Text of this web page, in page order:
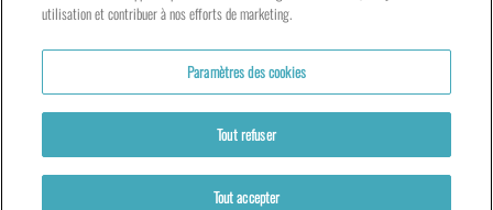
Mentions légales
utilisation et contribuer à nos efforts de marketing.
Paramètres des cookies
Tout refuser
Tout accepter